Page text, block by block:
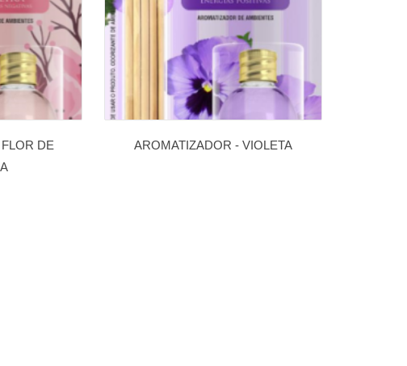
DE
AROMATIZADOR - VIOLETA